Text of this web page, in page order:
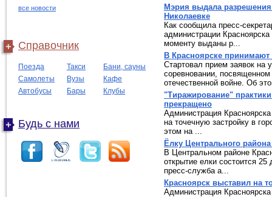
все новости
Справочник
Поезда Такси
Бани, сауны
Самолеты
Вузы
Кафе
Автобусы
Бары Клубы
Будь с нами
Мэрия выдала
Николаевке
Как сообщила пресс-
администрации
моменту выданы р...
В Красноярске
Стартовал прием заявок на
соревновании,
отечественной войне. Об
"Тиражирование"
прекращено
Администрация
на точечную застройку в
этом на ...
Ёлку Центрального
В Центральном районе
открытие елки состоится
пресс-служба а...
Красноярск выставил на
Администрация